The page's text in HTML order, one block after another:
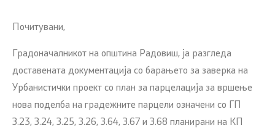
Почитувани,
Градоначалникот на општина Радовиш, ја разгледа
доставената дoкументација со барањето за заверка на
Урбанистички проект со план за парцелација за вршење
нова поделба на градежните парцели означени со ГП
З.23, З.24, З.25, З.26, З.64, З.67 и З.68 планирани на КП